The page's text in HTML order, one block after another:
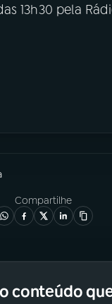
13h30 pela
Compartilhe
conteúdo